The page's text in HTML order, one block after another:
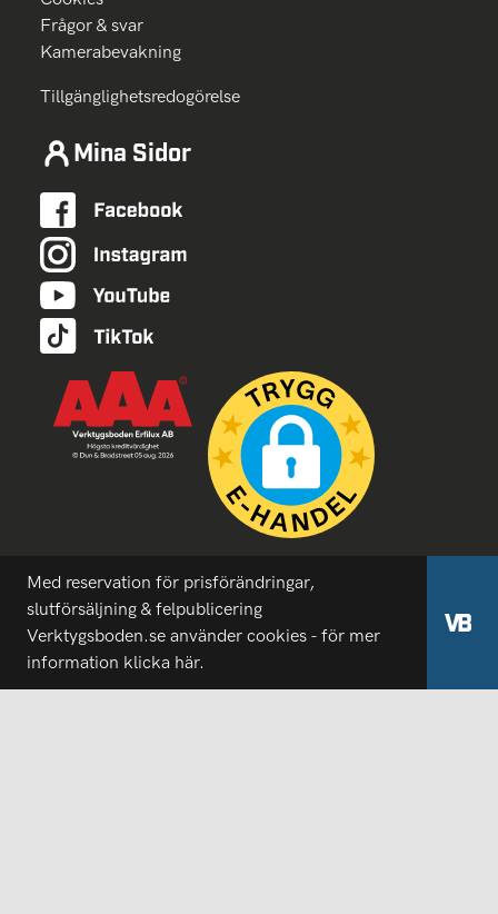
Frågor & svar
Kamerabevakning
Tillgänglighetsredogörelse
Mina Sidor
Med reservation för prisförändringar,
slutförsäljning & felpublicering
Verktygsboden.se använder cookies - för mer
information klicka här.